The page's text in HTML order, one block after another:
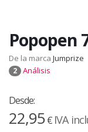
Popopen
De la marca Jumprize
2 Análisis
Desde:
22,95€ IVA